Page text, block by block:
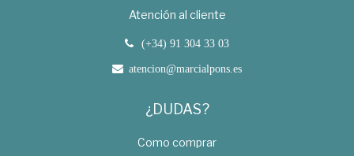
Atención al cliente
(+34) 91 304 33 03
atencion@marcialpons.es
¿DUDAS?
Como comprar